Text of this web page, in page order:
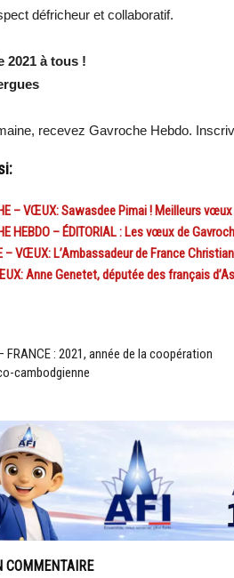
défricheur et collaboratif.
2021 à tous !
recevez Gavroche Hebdo. Inscri
– VŒUX: Sawasdee Pimai ! Meilleurs vœux
HEBDO – ÉDITORIAL : Les vœux de
– VŒUX: L’Ambassadeur de France
Anne Genetet, députée des français
FRANCE : 2021, année de la coopération
cambodgienne
COMMENTAIRE